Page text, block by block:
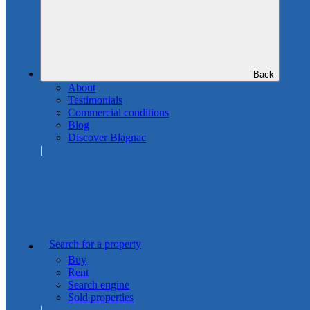
Back
About
Testimonials
Commercial conditions
Blog
Discover Blagnac
Search for a property
Buy
Rent
Search engine
Sold properties